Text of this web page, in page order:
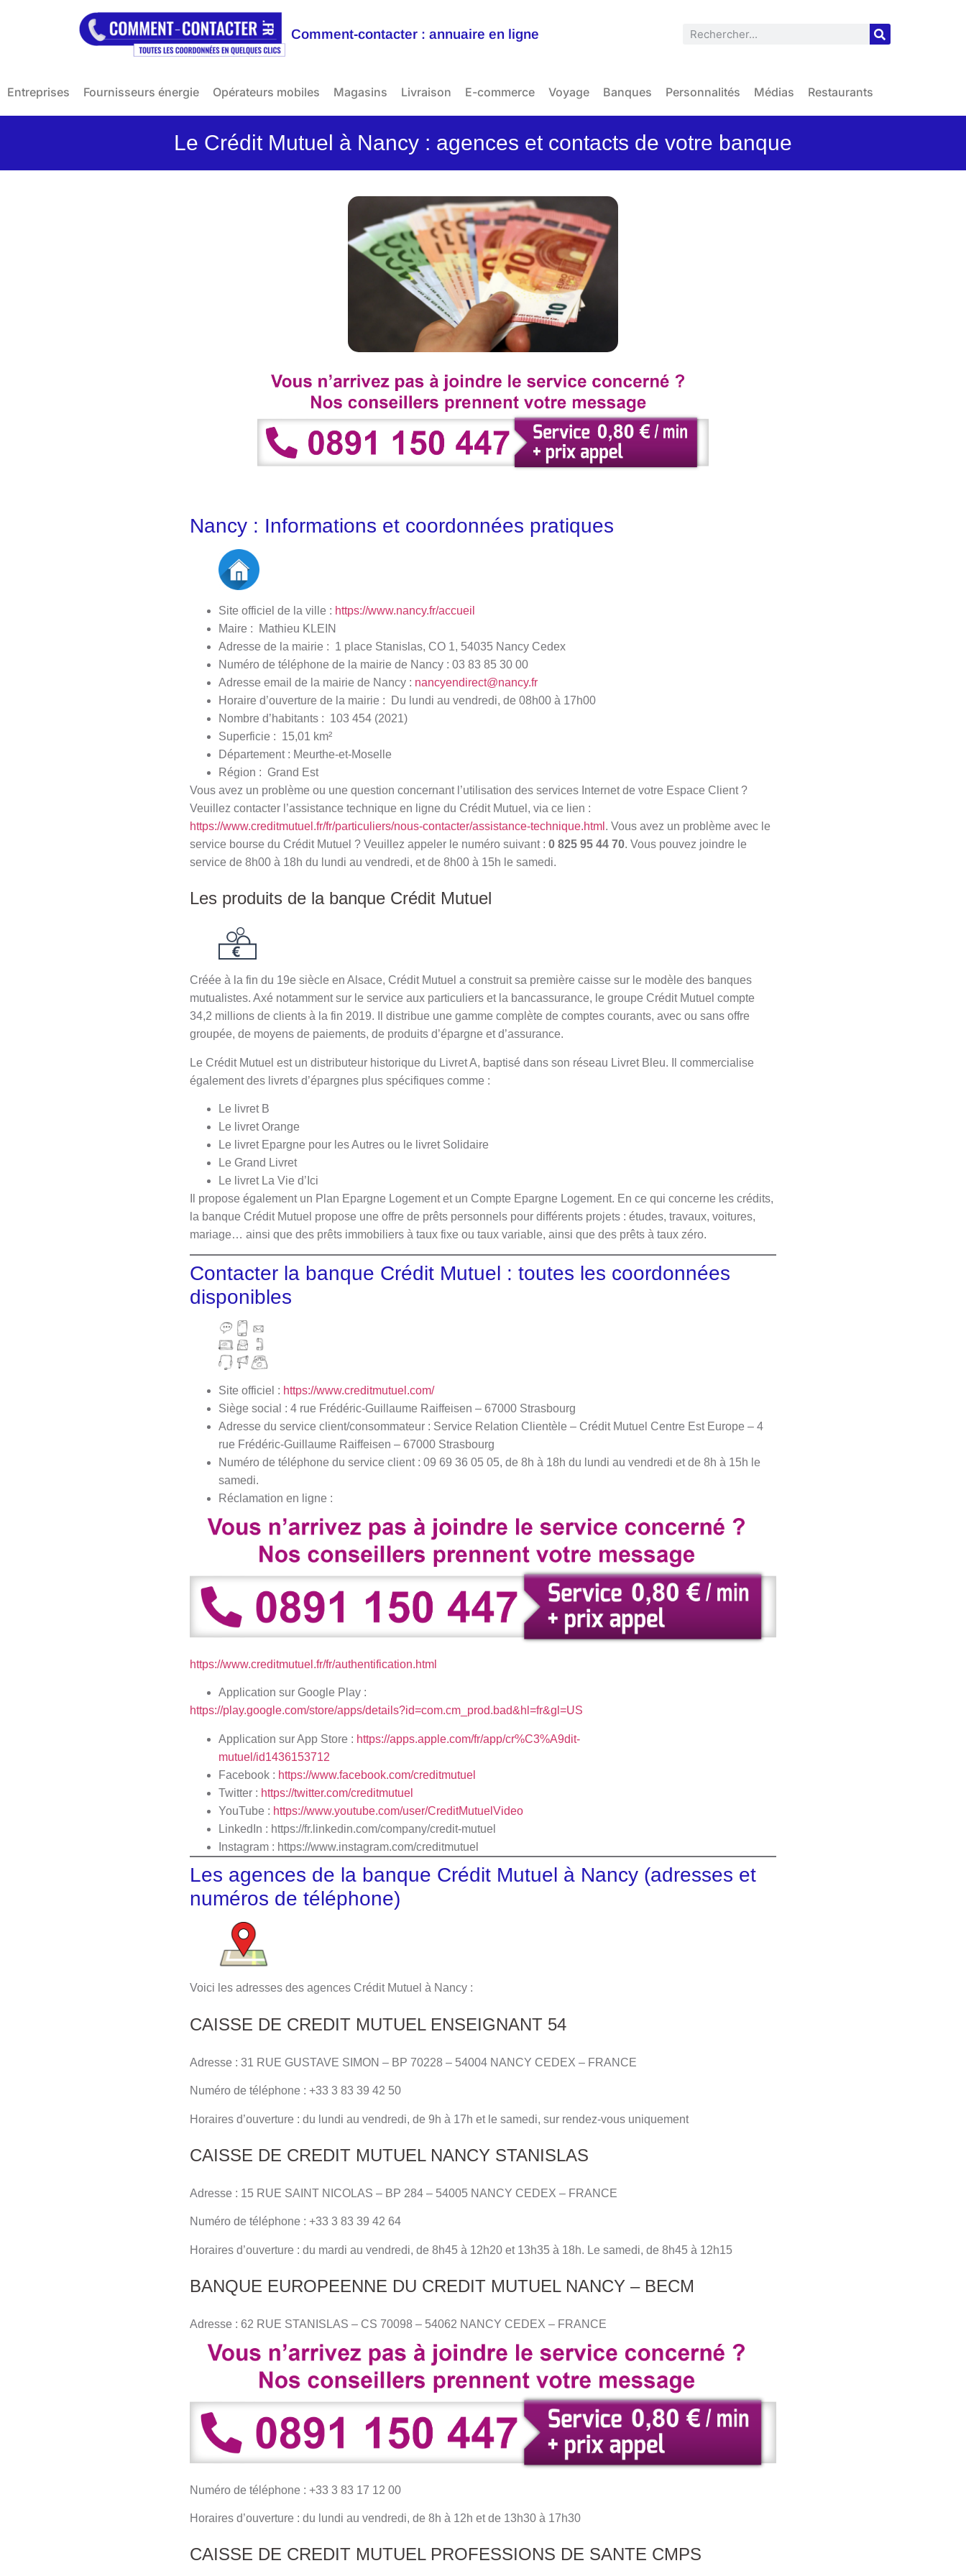
Comment-contacter : annuaire en ligne
Entreprises Fournisseurs énergie Opérateurs mobiles Magasins Livraison E-commerce Voyage Banques Personnalités Médias Restaurants
Le Crédit Mutuel à Nancy : agences et contacts de votre banque
Nancy : Informations et coordonnées pratiques
Site officiel de la ville : https://www.nancy.fr/accueil
Maire : Mathieu KLEIN
Adresse de la mairie : 1 place Stanislas, CO 1, 54035 Nancy Cedex
Numéro de téléphone de la mairie de Nancy : 03 83 85 30 00
Adresse email de la mairie de Nancy : nancyendirect@nancy.fr
Horaire d’ouverture de la mairie : Du lundi au vendredi, de 08h00 à 17h00
Nombre d’habitants : 103 454 (2021)
Superficie : 15,01 km²
Département : Meurthe-et-Moselle
Région : Grand Est
Vous avez un problème ou une question concernant l’utilisation des services Internet de votre Espace Client ?
Veuillez contacter l’assistance technique en ligne du Crédit Mutuel, via ce lien :
https://www.creditmutuel.fr/fr/particuliers/nous-contacter/assistance-technique.html . Vous avez un problème avec le
service bourse du Crédit Mutuel ? Veuillez appeler le numéro suivant : 0 825 95 44 70. Vous pouvez joindre le
service de 8h00 à 18h du lundi au vendredi, et de 8h00 à 15h le samedi.
Les produits de la banque Crédit Mutuel
Créée à la fin du 19e siècle en Alsace, Crédit Mutuel a construit sa première caisse sur le modèle des banques
mutualistes. Axé notamment sur le service aux particuliers et la bancassurance, le groupe Crédit Mutuel compte
34,2 millions de clients à la fin 2019. Il distribue une gamme complète de comptes courants, avec ou sans offre
groupée, de moyens de paiements, de produits d’épargne et d’assurance.
Le Crédit Mutuel est un distributeur historique du Livret A, baptisé dans son réseau Livret Bleu. Il commercialise
également des livrets d’épargnes plus spécifiques comme :
Le livret B
Le livret Orange
Le livret Epargne pour les Autres ou le livret Solidaire
Le Grand Livret
Le livret La Vie d’Ici
Il propose également un Plan Epargne Logement et un Compte Epargne Logement. En ce qui concerne les crédits,
la banque Crédit Mutuel propose une offre de prêts personnels pour différents projets : études, travaux, voitures,
mariage… ainsi que des prêts immobiliers à taux fixe ou taux variable, ainsi que des prêts à taux zéro.
Contacter la banque Crédit Mutuel : toutes les coordonnées
disponibles
Site officiel : https://www.creditmutuel.com/
Siège social : 4 rue Frédéric-Guillaume Raiffeisen – 67000 Strasbourg
Adresse du service client/consommateur : Service Relation Clientèle – Crédit Mutuel Centre Est Europe – 4
rue Frédéric-Guillaume Raiffeisen – 67000 Strasbourg
Numéro de téléphone du service client : 09 69 36 05 05, de 8h à 18h du lundi au vendredi et de 8h à 15h le
samedi.
Réclamation en ligne :
https://www.creditmutuel.fr/fr/authentification.html
Application sur Google Play :
https://play.google.com/store/apps/details?id=com.cm_prod.bad&hl=fr&gl=US
Application sur App Store : https://apps.apple.com/fr/app/cr%C3%A9dit-
mutuel/id1436153712
Facebook : https://www.facebook.com/creditmutuel
Twitter : https://twitter.com/creditmutuel
YouTube : https://www.youtube.com/user/CreditMutuelVideo
LinkedIn : https://fr.linkedin.com/company/credit-mutuel
Instagram : https://www.instagram.com/creditmutuel
Les agences de la banque Crédit Mutuel à Nancy (adresses et
numéros de téléphone)
Voici les adresses des agences Crédit Mutuel à Nancy :
CAISSE DE CREDIT MUTUEL ENSEIGNANT 54
Adresse : 31 RUE GUSTAVE SIMON – BP 70228 – 54004 NANCY CEDEX – FRANCE
Numéro de téléphone : +33 3 83 39 42 50
Horaires d’ouverture : du lundi au vendredi, de 9h à 17h et le samedi, sur rendez-vous uniquement
CAISSE DE CREDIT MUTUEL NANCY STANISLAS
Adresse : 15 RUE SAINT NICOLAS – BP 284 – 54005 NANCY CEDEX – FRANCE
Numéro de téléphone : +33 3 83 39 42 64
Horaires d’ouverture : du mardi au vendredi, de 8h45 à 12h20 et 13h35 à 18h. Le samedi, de 8h45 à 12h15
BANQUE EUROPEENNE DU CREDIT MUTUEL NANCY – BECM
Adresse : 62 RUE STANISLAS – CS 70098 – 54062 NANCY CEDEX – FRANCE
Numéro de téléphone : +33 3 83 17 12 00
Horaires d’ouverture : du lundi au vendredi, de 8h à 12h et de 13h30 à 17h30
CAISSE DE CREDIT MUTUEL PROFESSIONS DE SANTE CMPS